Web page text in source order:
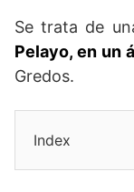
Se trata de
Pelayo, en un
Gredos.
Index